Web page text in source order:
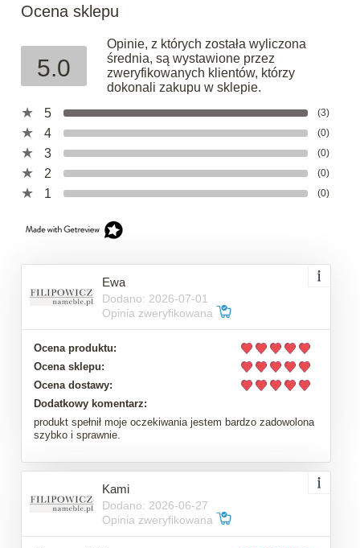
Ocena sklepu
5.0
Opinie, z których została wyliczona
średnia, są wystawione przez
zweryfikowanych klientów, którzy
dokonali zakupu w sklepie.
5
(3)
4 (0)
3 (0)
2 (0)
1 (0)
Ewa
Dodano: 2026-07-01
Opinia zweryfikowana
Ocena produktu:
Ocena sklepu:
Ocena dostawy:
Dodatkowy komentarz:
produkt spełnił moje oczekiwania jestem bardzo zadowolona
szybko i sprawnie.
Kami
Dodano: 2026-06-27
Opinia zweryfikowana